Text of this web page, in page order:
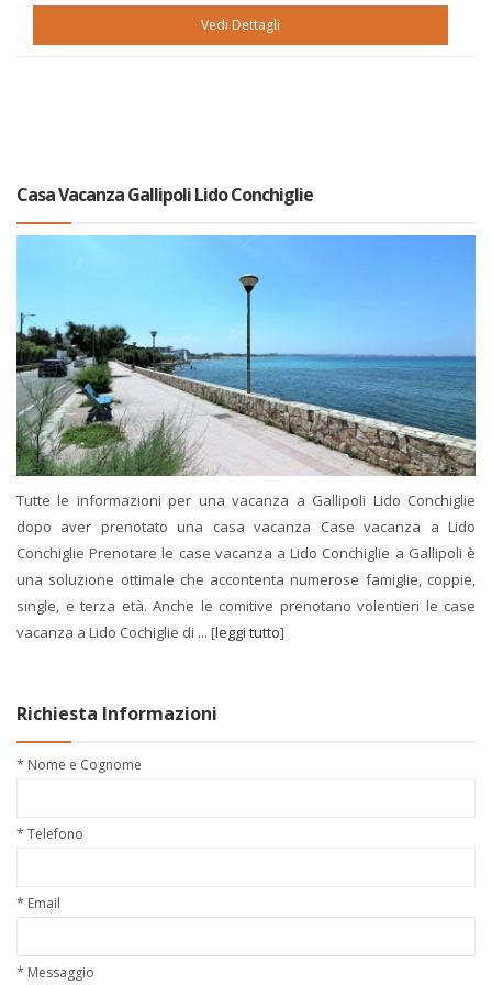
Vedi Dettagli
Casa Vacanza Gallipoli Lido Conchiglie
Tutte le informazioni per una vacanza a Gallipoli Lido Conchiglie
dopo aver prenotato una casa vacanza Case vacanza a Lido
Conchiglie Prenotare le case vacanza a Lido Conchiglie a Gallipoli è
una soluzione ottimale che accontenta numerose famiglie, coppie,
single, e terza età. Anche le comitive prenotano volentieri le case
vacanza a Lido Cochiglie di ... [leggi tutto]
Richiesta Informazioni
* Nome e Cognome
* Telefono
* Email
* Messaggio